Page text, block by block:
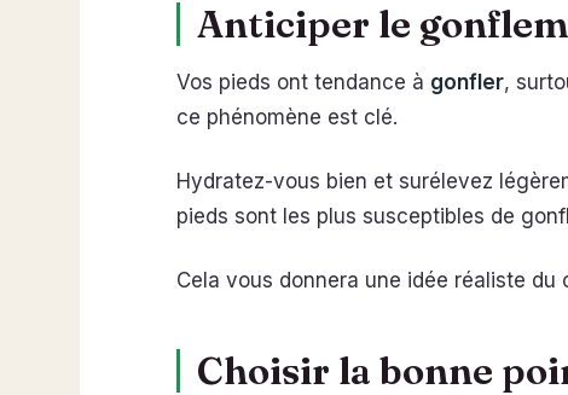
Anticiper le
Vos pieds ont tendance à gonfler,
ce phénomène est clé.
Hydratez-vous bien et surélevez
pieds sont les plus susceptibles de
Cela vous donnera une idée réaliste du
Choisir la bonne